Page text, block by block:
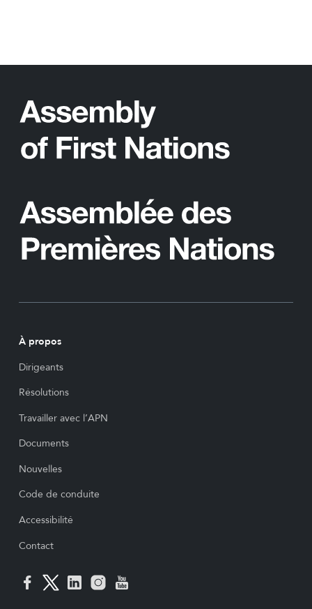
À propos
Dirigeants
Résolutions
Travailler avec l’APN
Documents
Nouvelles
Code de conduite
Accessibilité
Contact